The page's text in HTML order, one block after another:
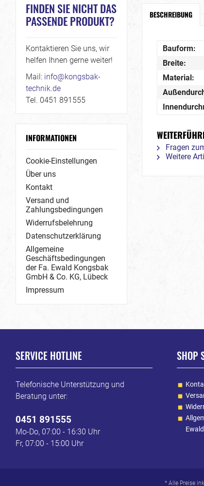
FINDEN SIE NICHT DAS
PASSENDE PRODUKT?
Kontaktieren Sie uns, wir
helfen Ihnen gerne weiter!
Mail: info@kongsbak-
technik.de
Tel. 0451 891555
INFORMATIONEN
Cookie-Einstellungen
Über uns
Kontakt
Versand und
Zahlungsbedingungen
Widerrufsbelehrung
Datenschutzerklärung
Allgemeine
Geschäftsbedingungen
der Fa. Ewald Kongsbak
GmbH & Co. KG, Lübeck
Impressum
BESCHREIBUNG
Bauform:
Breite:
Material:
Fragen
Weitere
SERVICE HOTLINE
Telefonische Unterstützung und
Beratung unter:
0451 891555
Mo-Do, 07:00 - 16:30 Uhr
Fr, 07:00 - 15:00 Uhr
SHOP
* Alle Preise